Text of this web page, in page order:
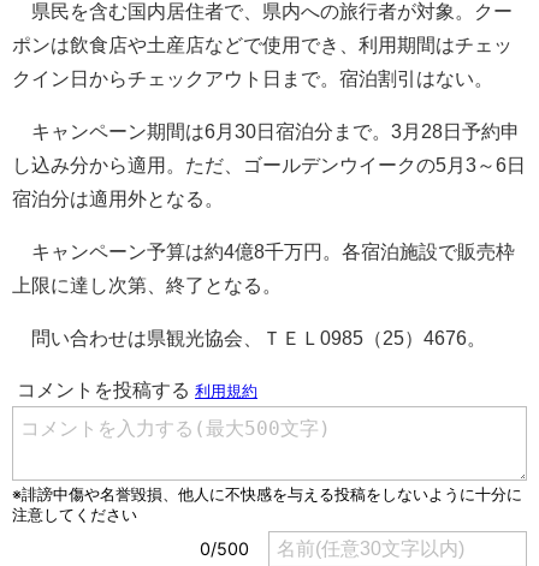
県民を含む国内居住者で、県内への旅行者が対象。クー
ポンは飲食店や土産店などで使用でき、利用期間はチェッ
クイン日からチェックアウト日まで。宿泊割引はない。
キャンペーン期間は6月30日宿泊分まで。3月28日予約申
し込み分から適用。ただ、ゴールデンウイークの5月3～6日
宿泊分は適用外となる。
キャンペーン予算は約4億8千万円。各宿泊施設で販売枠
上限に達し次第、終了となる。
問い合わせは県観光協会、ＴＥＬ0985（25）4676。